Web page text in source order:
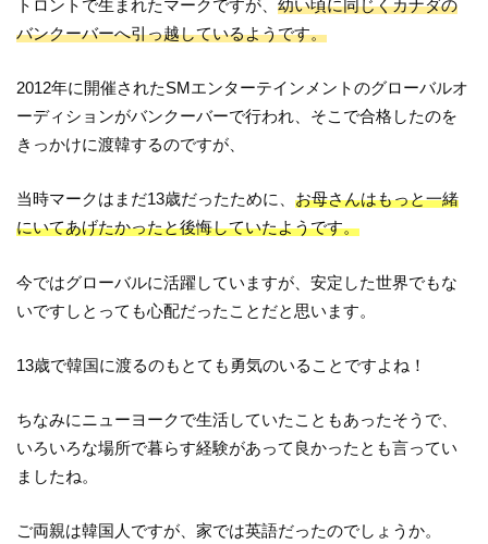
トロントで生まれたマークですが、幼い頃に同じくカナダの
バンクーバーへ引っ越しているようです。
2012年に開催されたSMエンターテインメントのグローバルオ
ーディションがバンクーバーで行われ、そこで合格したのを
きっかけに渡韓するのですが、
当時マークはまだ13歳だったために、お母さんはもっと一緒
にいてあげたかったと後悔していたようです。
今ではグローバルに活躍していますが、安定した世界でもな
いですしとっても心配だったことだと思います。
13歳で韓国に渡るのもとても勇気のいることですよね！
ちなみにニューヨークで生活していたこともあったそうで、
いろいろな場所で暮らす経験があって良かったとも言ってい
ましたね。
ご両親は韓国人ですが、家では英語だったのでしょうか。